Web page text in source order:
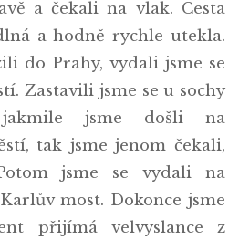
a čekali na vlak. Cesta
a hodně rychle utekla.
do Prahy, vydali jsme se
Zastavili jsme se u sochy
jsme došli na
tak jsme jenom čekali,
jsme se vydali na
most. Dokonce jsme
přijímá velvyslance z